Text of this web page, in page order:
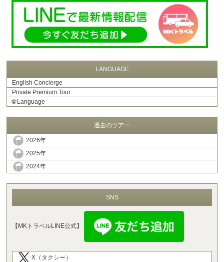
LANGUAGE
English Concierge
Private Premium Tour
🌐Language
過去のツアー
2026年
2025年
2024年
SNS
【MKトラベルLINE公式】
X（タクシー）